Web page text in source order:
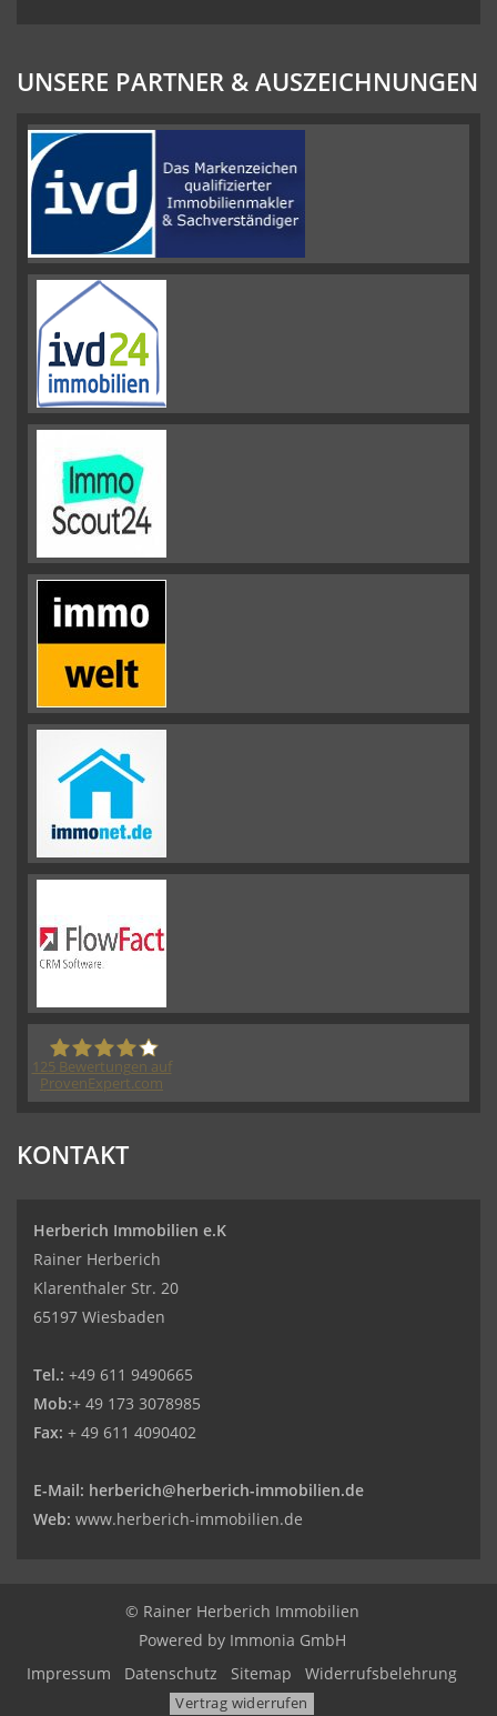
UNSERE PARTNER & AUSZEICHNUNGEN
125 Bewertungen auf
ProvenExpert.com
KONTAKT
Herberich Immobilien e.K
Rainer Herberich
Klarenthaler Str. 20
65197 Wiesbaden
Tel.: +49 611 9490665
Mob:+ 49 173 3078985
Fax: + 49 611 4090402
E-Mail: herberich@herberich-immobilien.de
Web: www.herberich-immobilien.de
© Rainer Herberich Immobilien
Powered by Immonia GmbH
Impressum
Datenschutz Sitemap Widerrufsbelehrung
Vertrag widerrufen